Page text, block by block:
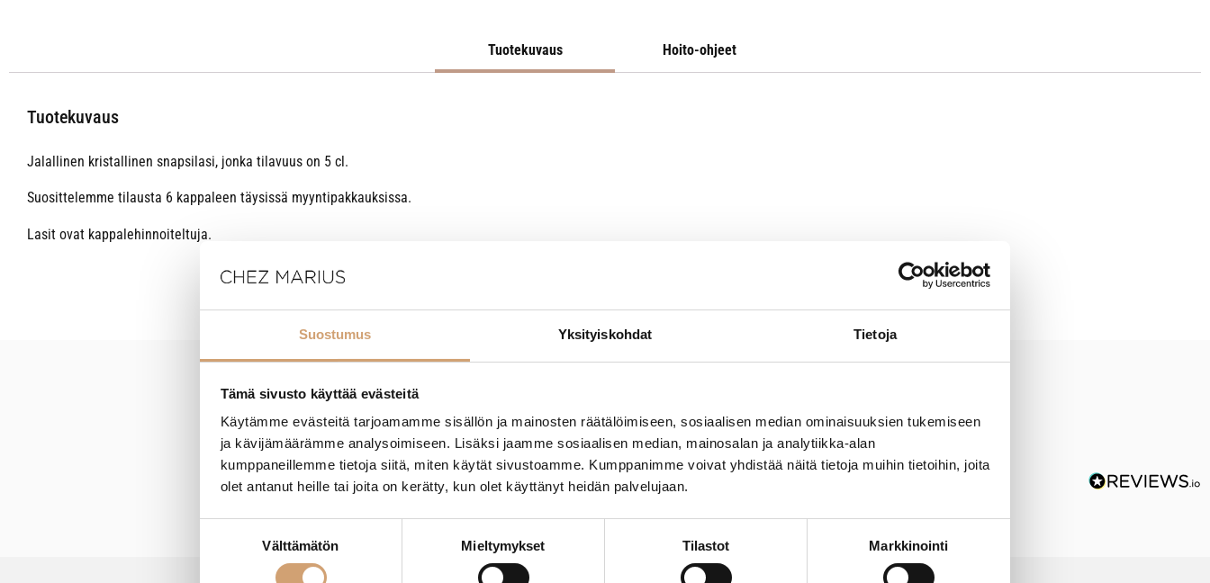
Suostumus Yksityiskohdat Tietoja
Tämä sivusto käyttää evästeitä
Käytämme evästeitä tarjoamamme sisällön ja mainosten räätälöimiseen, sosiaalisen median ominaisuuksien tukemiseen
ja kävijämäärämme analysoimiseen. Lisäksi jaamme sosiaalisen median, mainosalan ja analytiikka-alan
kumppaneillemme tietoja siitä, miten käytät sivustoamme. Kumppanimme voivat yhdistää näitä tietoja muihin tietoihin, joita
olet antanut heille tai joita on kerätty, kun olet käyttänyt heidän palvelujaan.
Välttämätön Mieltymykset Tilastot Markkinointi
Tuotekuvaus Hoito-ohjeet
Tuotekuvaus
Jalallinen kristallinen snapsilasi, jonka tilavuus on 5 cl.
Suosittelemme tilausta 6 kappaleen täysissä myyntipakkauksissa.
Lasit ovat kappalehinnoiteltuja.